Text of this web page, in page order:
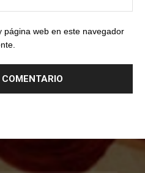
página web en este navegador